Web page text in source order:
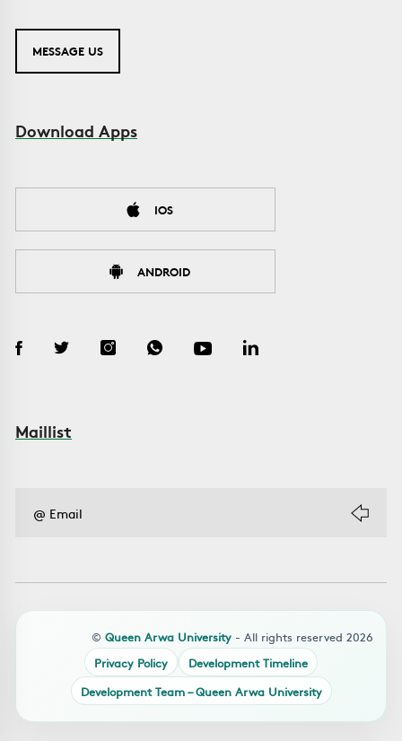
MESSAGE US
Download Apps
IOS
ANDROID
Maillist
© Queen Arwa University - All rights reserved 2026
Privacy Policy
Development Timeline
Development Team – Queen Arwa University